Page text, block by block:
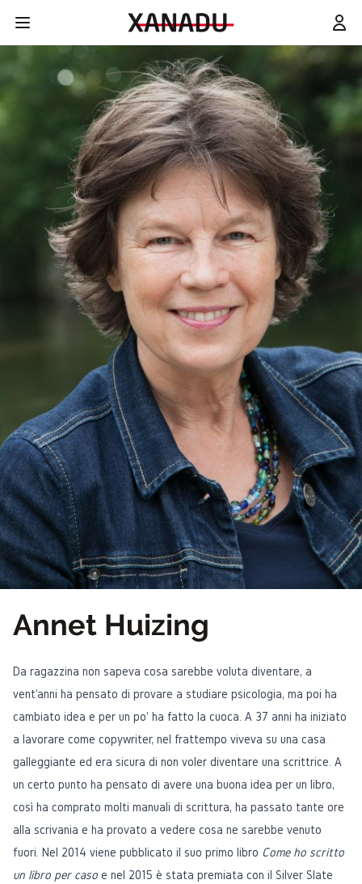
Annet Huizing
Da ragazzina non sapeva cosa sarebbe voluta diventare, a
vent'anni ha pensato di provare a studiare psicologia, ma poi ha
cambiato idea e per un po' ha fatto la cuoca. A 37 anni ha iniziato
a lavorare come copywriter, nel frattempo viveva su una casa
galleggiante ed era sicura di non voler diventare una scrittrice. A
un certo punto ha pensato di avere una buona idea per un libro,
così ha comprato molti manuali di scrittura, ha passato tante ore
alla scrivania e ha provato a vedere cosa ne sarebbe venuto
fuori. Nel 2014 viene pubblicato il suo primo libro Come ho scritto
un libro per caso e nel 2015 è stata premiata con il Silver Slate